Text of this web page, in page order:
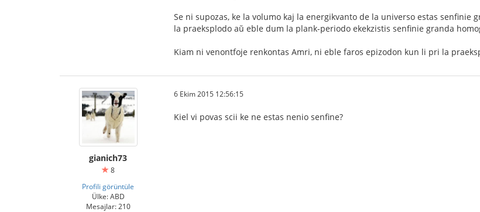
Se ni supozas, ke la volumo kaj la energikvanto de la universo estas
la praeksplodo aŭ eble dum la plank-periodo ekekzistis senfinie granda
Kiam ni venontfoje renkontas Amri, ni eble faros epizodon kun li pri la
gianich73
8
Profili görüntüle
Ülke: ABD
Mesajlar: 210
6 Ekim 2015 12:56:15
Kiel vi povas scii ke ne estas nenio senfine?